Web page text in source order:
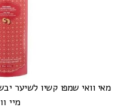
מאי וואי שמפו קשיו לשיער יבש,
מיי